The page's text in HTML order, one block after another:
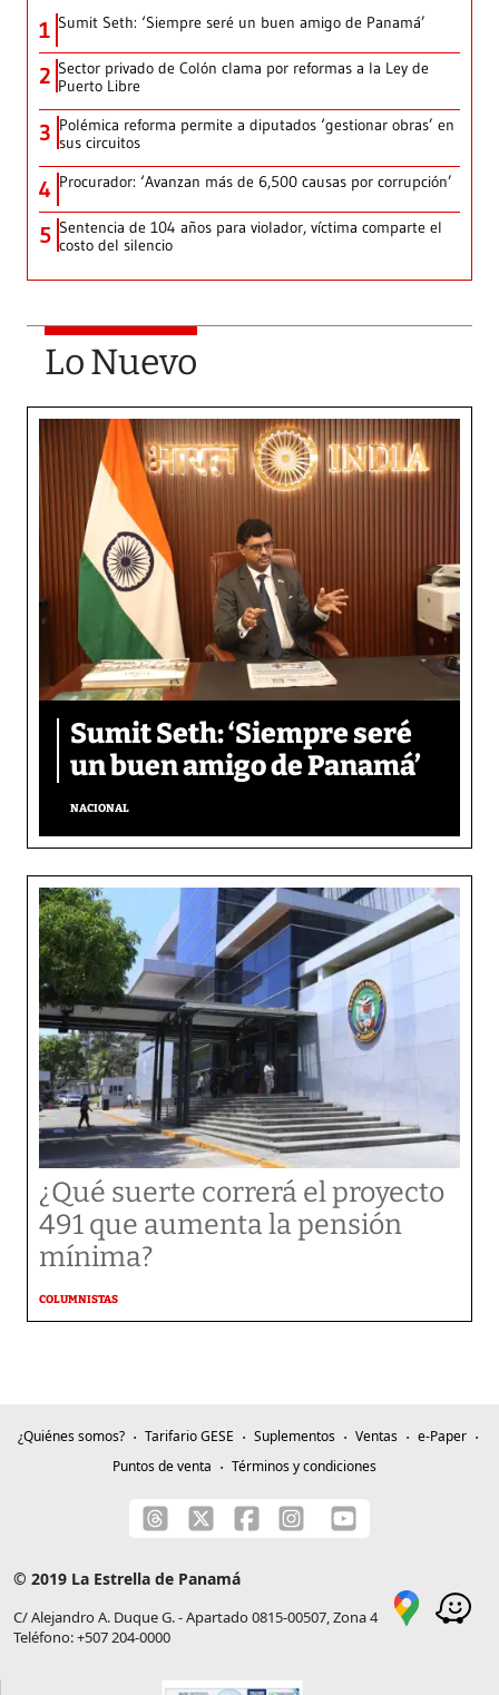
1 Sumit Seth: ‘Siempre seré un buen amigo de Panamá’
2 Sector privado de Colón clama por reformas a la Ley de
Puerto Libre
3 Polémica reforma permite a diputados ‘gestionar obras’ en
sus circuitos
4 Procurador: ‘Avanzan más de 6,500 causas por corrupción’
5 Sentencia de 104 años para violador, víctima comparte el
costo del silencio
Lo Nuevo
Sumit Seth: ‘Siempre seré
un buen amigo de Panamá’
NACIONAL
¿Qué suerte correrá el proyecto
491 que aumenta la pensión
mínima?
COLUMNISTAS
¿Quiénes somos? Tarifario GESE Suplementos Ventas
e-Paper
Puntos de venta
Términos y condiciones
© 2019 La Estrella de Panamá
C/ Alejandro A. Duque G. - Apartado 0815-00507, Zona 4
Teléfono: +507 204-0000